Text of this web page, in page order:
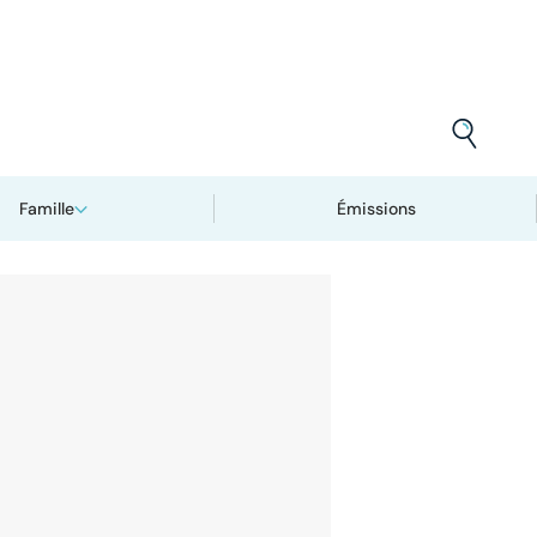
Famille Émissions